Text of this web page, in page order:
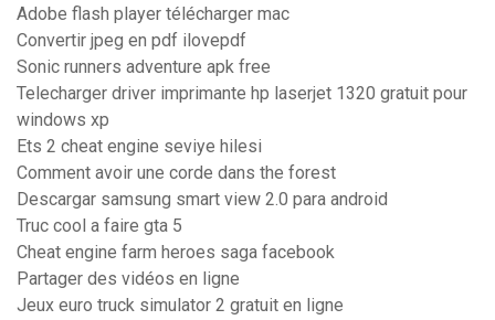
Adobe flash player télécharger mac
Convertir jpeg en pdf ilovepdf
Sonic runners adventure apk free
Telecharger driver imprimante hp laserjet 1320 gratuit pour
windows xp
Ets 2 cheat engine seviye hilesi
Comment avoir une corde dans the forest
Descargar samsung smart view 2.0 para android
Truc cool a faire gta 5
Cheat engine farm heroes saga facebook
Partager des vidéos en ligne
Jeux euro truck simulator 2 gratuit en ligne